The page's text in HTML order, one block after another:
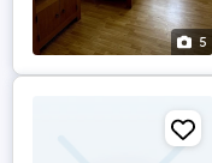
5